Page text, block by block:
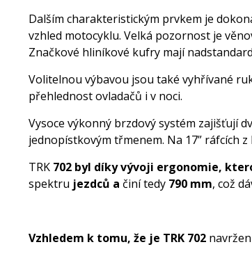
Dalším charakteristickým prvkem je
vzhled motocyklu. Velká pozornost je
Značkové hliníkové kufry mají
Volitelnou výbavou jsou také vyhřívané
přehlednost ovladačů i v noci.
Vysoce výkonný brzdový systém zajišťují
jednopístkovým třmenem. Na 17” ráfcích
TRK 702 byl díky vývoji ergonomie,
spektru jezdců a činí tedy 790 mm, což
Vzhledem k tomu, že je TRK 702